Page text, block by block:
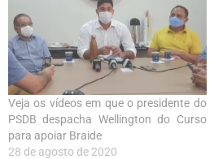
Veja os vídeos em que o presidente do
PSDB despacha Wellington do Curso
para apoiar Braide
28 de agosto de 2020